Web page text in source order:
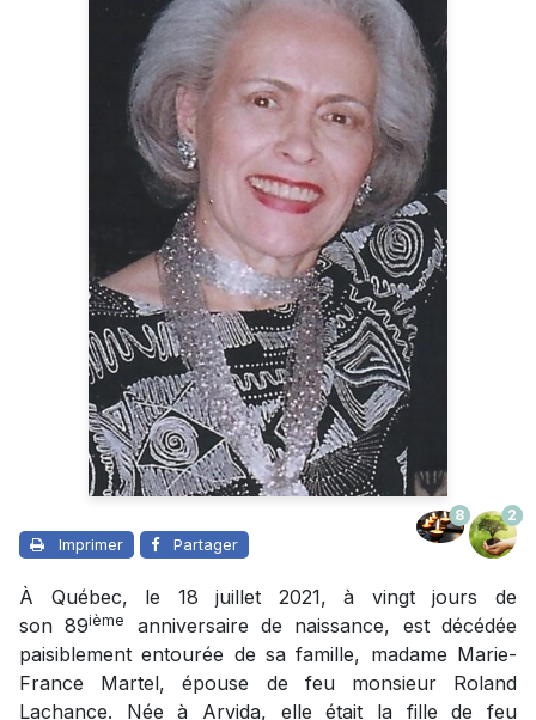
Imprimer Partager
8 2
À Québec, le 18 juillet 2021, à vingt jours de
son 89ième
anniversaire de naissance, est décédée
paisiblement entourée de sa famille, madame Marie-
France Martel, épouse de feu monsieur Roland
Lachance. Née à Arvida, elle était la fille de feu